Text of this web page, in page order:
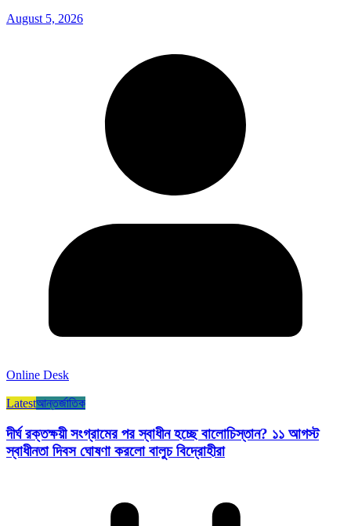
August 5, 2026
Online Desk
Latestআন্তর্জাতিক
দীর্ঘ রক্তক্ষয়ী সংগ্রামের পর স্বাধীন হচ্ছে বালোচিস্তান? ১১ আগস্ট
স্বাধীনতা দিবস ঘোষণা করলো বালুচ বিদ্রোহীরা